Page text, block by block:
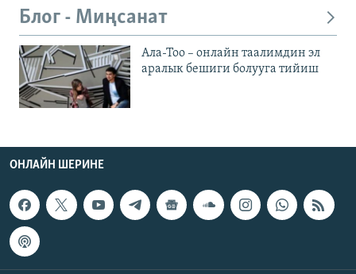
Блог - Миңсанат
Ала-Тоо – онлайн таалимдин эл
аралык бешиги болууга тийиш
ОНЛАЙН ШЕРИНЕ